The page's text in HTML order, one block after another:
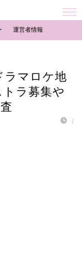
運営者情報
ラマロケ地
ラ募集や
/